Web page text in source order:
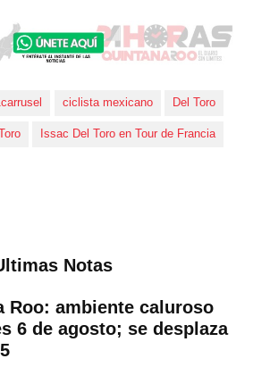
ciclista mexicano Del Toro
Issac Del Toro en Tour de Francia
Notas
Roo: ambiente caluroso
6 de agosto; se desplaza